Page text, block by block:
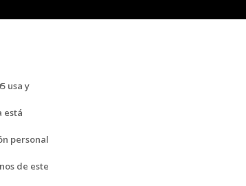
usa y
está
personal
de este